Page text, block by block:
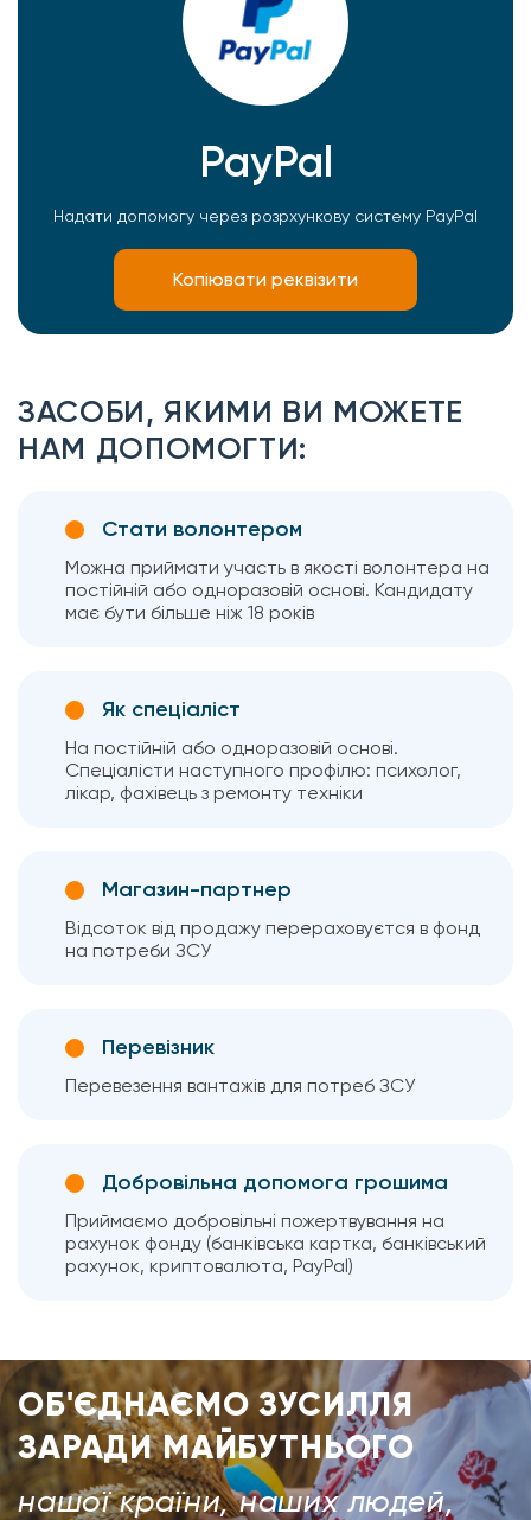
PayPal
Надати допомогу через розрхункову систему PayPal
Копіювати реквізити
ЗАСОБИ, ЯКИМИ ВИ МОЖЕТЕ
НАМ ДОПОМОГТИ:
Стати волонтером
Можна приймати участь в якості волонтера на
постійній або одноразовій основі. Кандидату
має бути більше ніж 18 років
Як спеціаліст
На постійній або одноразовій основі.
Спеціалісти наступного профілю: психолог,
лікар, фахівець з ремонту техніки
Магазин-партнер
Відсоток від продажу перераховуєтся в фонд
на потреби ЗСУ
Перевізник
Перевезення вантажів для потреб ЗСУ
Добровільна допомога грошима
Приймаємо добровільні пожертвування на
рахунок фонду (банківська картка, банківський
рахунок, криптовалюта, PayPal)
ОБ'ЄДНАЄМО ЗУСИЛЛЯ
ЗАРАДИ МАЙБУТНЬОГО
нашої країни, наших людей,